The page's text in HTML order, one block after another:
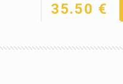
35.50 €